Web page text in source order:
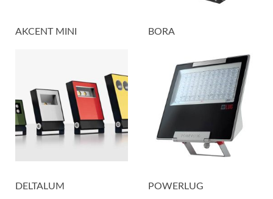
AKCENT MINI BORA
DELTALUM POWERLUG